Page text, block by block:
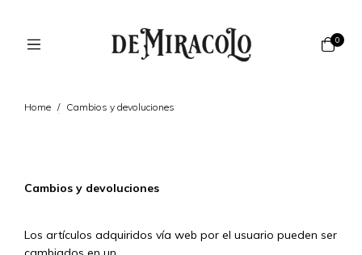
0
Home / Cambios y devoluciones
Cambios y devoluciones
Los artículos adquiridos vía web por el usuario pueden ser